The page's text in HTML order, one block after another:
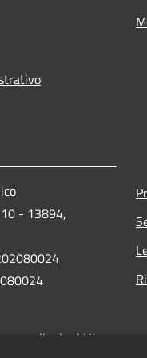
- 13894,